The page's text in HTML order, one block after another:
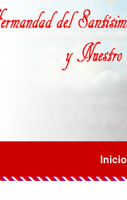
Inicio